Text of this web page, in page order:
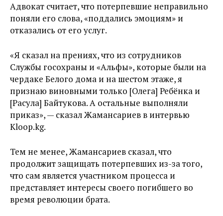
Адвокат считает, что потерпевшие неправильно
поняли его слова, «поддались эмоциям» и
отказались от его услуг.
«Я сказал на прениях, что из сотрудников
Службы госохраны и «Альфы», которые были на
чердаке Белого дома и на шестом этаже, я
признаю виновными только [Олега] Ребёнка и
[Расула] Байтукова. А остальные выполняли
приказ», — сказал Жамансариев в интервью
Kloop.kg.
Тем не менее, Жамансариев сказал, что
продолжит защищать потерпевших из-за того,
что сам является участником процесса и
представляет интересы своего погибшего во
время революции брата.